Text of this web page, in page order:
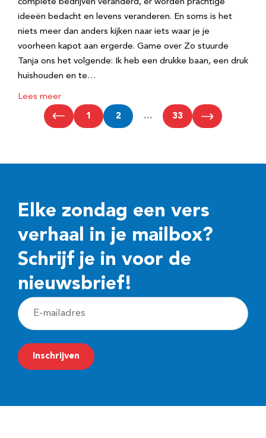
complete bedrijven veranderd, er worden prachtige
ideeën bedacht en levens veranderen. En soms is het
niets meer dan anders kijken naar iets waar je je
voorheen kapot aan ergerde. Game over Zo stuurde
Tanja ons het volgende: Ik heb een drukke baan, een druk
huishouden en te…
Lees meer
1 2 … 33
Elke zondag een vers
verhaal in je mailbox?
Schrijf je in voor de
nieuwsbrief!
E
-
m
a
Inschrijven